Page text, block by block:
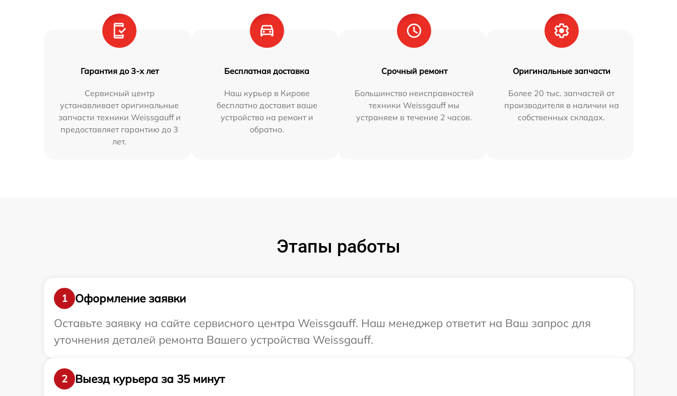
Гарантия до 3-х лет
Сервисный центр
устанавливает оригинальные
запчасти техники Weissgauff и
предоставляет гарантию до 3
лет.
Бесплатная доставка
Наш курьер в Кирове
бесплатно доставит ваше
устройство на ремонт и
обратно.
Срочный ремонт
Большинство неисправностей
техники Weissgauff мы
устраняем в течение 2 часов.
Оригинальные запчасти
Более 20 тыс. запчастей от
производителя в наличии на
собственных складах.
Этапы работы
1
Оформление заявки
Оставьте заявку на сайте сервисного центра Weissgauff. Наш менеджер ответит на Ваш запрос для
уточнения деталей ремонта Вашего устройства Weissgauff.
2
Выезд курьера за 35 минут